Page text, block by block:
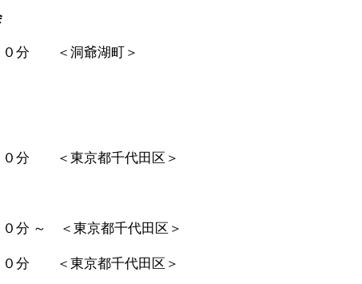
分 ＜洞爺湖町＞
分 ＜東京都千代田区＞
分 ～ ＜東京都千代田区＞
＜東京都千代田区＞